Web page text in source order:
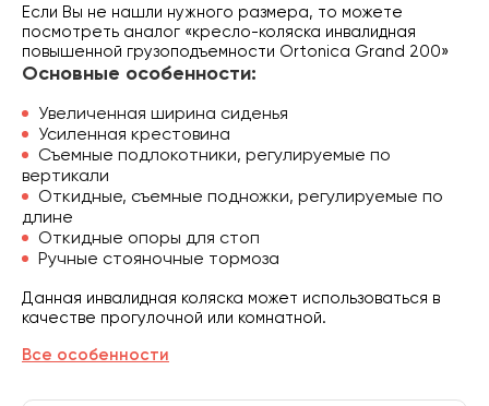
Если Вы не нашли нужного размера, то можете
посмотреть аналог «кресло-коляска инвалидная
повышенной грузоподъемности Ortonica Grand 200»
Основные особенности:
Увеличенная ширина сиденья
Усиленная крестовина
Съемные подлокотники, регулируемые по
вертикали
Откидные, съемные подножки, регулируемые по
длине
Откидные опоры для стоп
Ручные стояночные тормоза
Данная инвалидная коляска может использоваться в
качестве прогулочной или комнатной.
Все особенности